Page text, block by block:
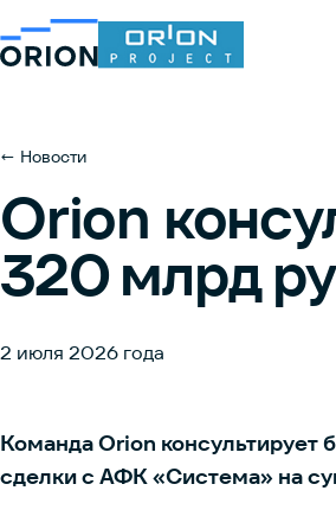
← Новости
Orion
320 млрд
2 июля 2026 года
Команда Orion консультирует
сделки с АФК «Система» на